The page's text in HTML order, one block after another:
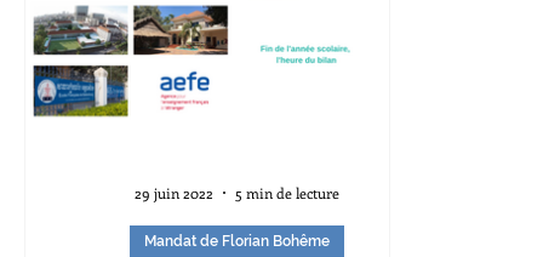
Mandat de Florian Bohême
29 juin 2022 5 min de lecture